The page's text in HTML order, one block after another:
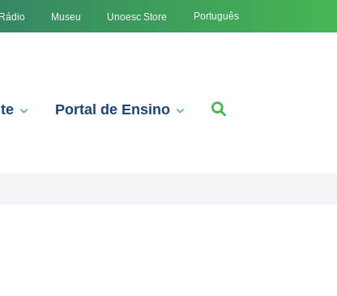
Rádio Museu Unoesc Store Português
Portal de Ensino